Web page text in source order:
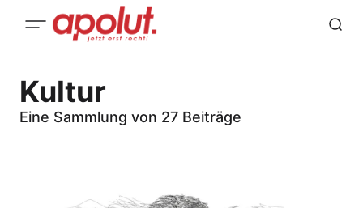
Kultur
Eine Sammlung von 27 Beiträge